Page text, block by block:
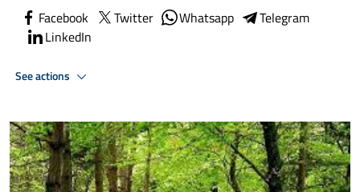
Facebook Twitter Whatsapp
Telegram
LinkedIn
See actions